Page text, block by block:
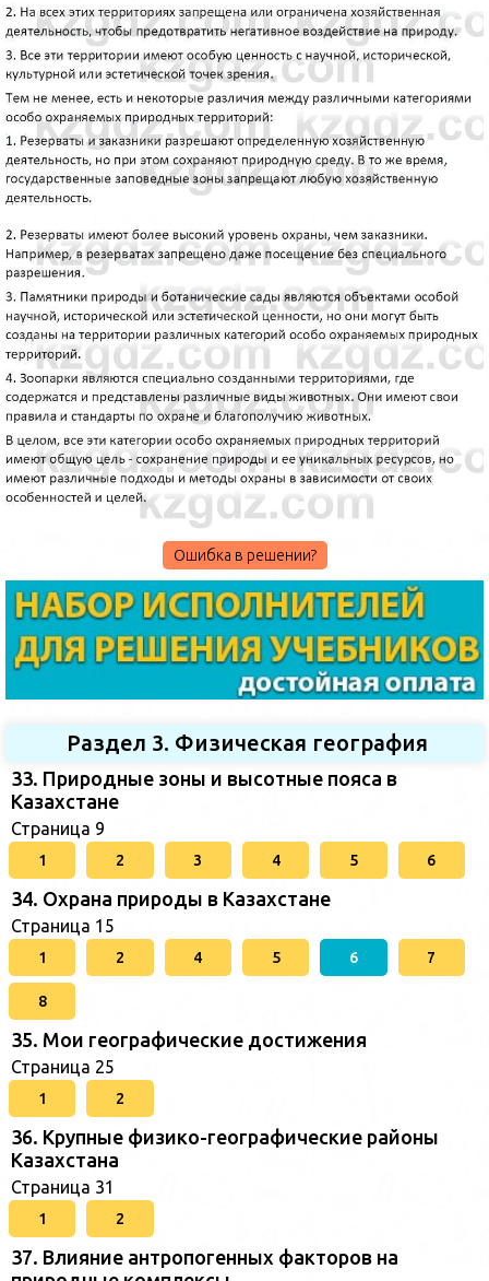
Ошибка в решении?
Раздел 3. Физическая география
33. Природные зоны и высотные пояса в
Казахстане
Страница 9
1 2 3 4 5 6
34. Охрана природы в Казахстане
Страница 15
1 2 4 5 6 7
8
35. Мои географические достижения
Страница 25
1 2
36. Крупные физико-географические районы
Казахстана
Страница 31
1 2
37. Влияние антропогенных факторов на